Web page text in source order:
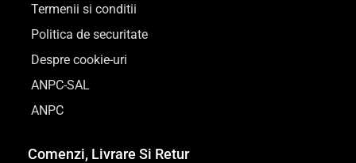
Termenii si conditii
Politica de securitate
Despre cookie-uri
ANPC-SAL
ANPC
Comenzi, Livrare Si Retur